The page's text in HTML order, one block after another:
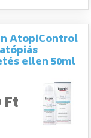
AtopiControl
ellen 50ml
Ft